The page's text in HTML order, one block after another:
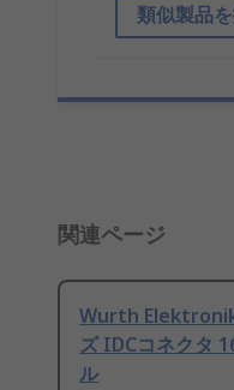
類似製品
関連ページ
Wurth
ズ IDCコネクタ
ル